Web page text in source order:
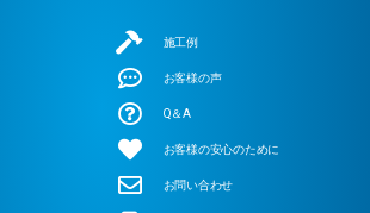
施工例
お客様の声
Q＆A
お客様の安心のために
お問い合わせ